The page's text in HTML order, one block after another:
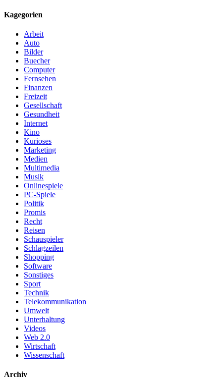
Kagegorien
Arbeit
Auto
Bilder
Buecher
Computer
Fernsehen
Finanzen
Freizeit
Gesellschaft
Gesundheit
Internet
Kino
Kurioses
Marketing
Medien
Multimedia
Musik
Onlinespiele
PC-Spiele
Politik
Promis
Recht
Reisen
Schauspieler
Schlagzeilen
Shopping
Software
Sonstiges
Sport
Technik
Telekommunikation
Umwelt
Unterhaltung
Videos
Web 2.0
Wirtschaft
Wissenschaft
Archiv